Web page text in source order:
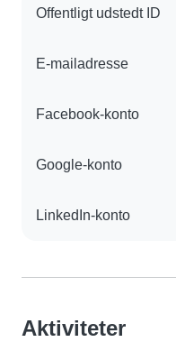
Offentligt udstedt ID
E-mailadresse
Facebook-konto
Google-konto
LinkedIn-konto
Aktiviteter